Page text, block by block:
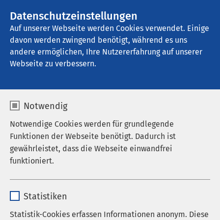
Datenschutzeinstellungen
Auf unserer Webseite werden Cookies verwendet. Einige
davon werden zwingend benötigt, während es uns
andere ermöglichen, Ihre Nutzererfahrung auf unserer
Webseite zu verbessern.
Notwendig
Notwendige Cookies werden für grundlegende
Funktionen der Webseite benötigt. Dadurch ist
gewährleistet, dass die Webseite einwandfrei
funktioniert.
Anbieter sgalinski
Statistiken
Statistik-Cookies erfassen Informationen anonym. Diese
Startseite der AMEOS Gruppe